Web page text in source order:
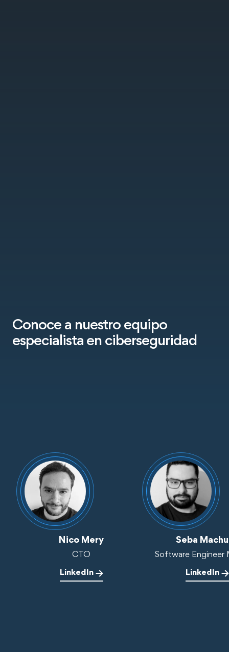
Conoce a nuestro equipo
especialista en ciberseguridad
Nico Mery
CTO
LinkedIn
Seba
Software Engineer
LinkedIn